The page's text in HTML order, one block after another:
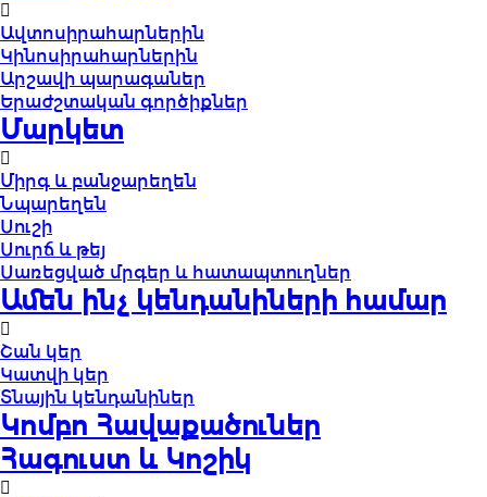
Ավտոսիրահարներին
Կինոսիրահարներին
Արշավի պարագաներ
Երաժշտական գործիքներ
Մարկետ
Միրգ և բանջարեղեն
Նպարեղեն
Սուշի
Սուրճ և թեյ
Սառեցված մրգեր և հատապտուղներ
Ամեն ինչ կենդանիների համար
Շան կեր
Կատվի կեր
Տնային կենդանիներ
Կոմբո Հավաքածուներ
Հագուստ և Կոշիկ